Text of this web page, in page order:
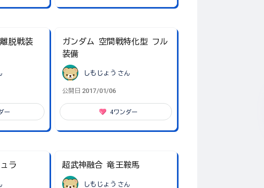
脱戦装
ー
ガンダム 空間戦特化型 フル
装備
しもじょう さん
公開日 2017/01/06
4ワンダー
ラ 超武神融合 竜王鞍馬
しもじょう さん